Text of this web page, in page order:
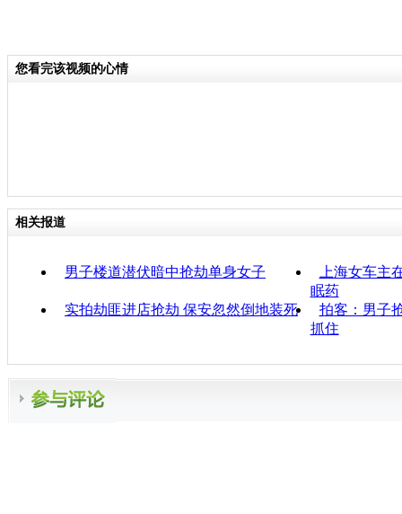
您看完该视频的心情
相关报道
男子楼道潜伏暗中抢劫单身女子
上海女车主
眠药
实拍劫匪进店抢劫 保安忽然倒地装死
拍客：男子
抓住